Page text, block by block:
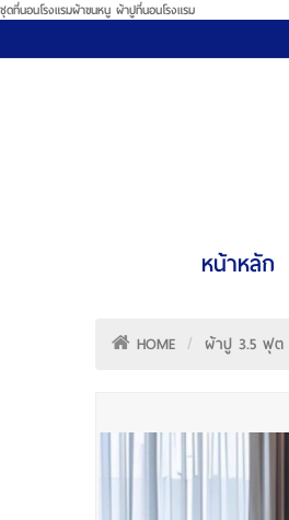
ชุดที่นอนโรงแรมผ้าขนหนู ผ้าปูที่นอนโรงแรม
หน้าหลัก
HOME ผ้าปู 3.5 ฟุต